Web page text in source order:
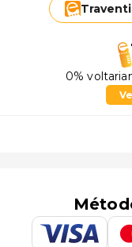
0%